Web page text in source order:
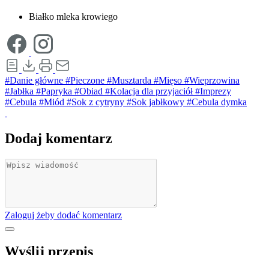
Białko mleka krowiego
#Danie główne #Pieczone #Musztarda #Mięso #Wieprzowina
#Jabłka #Papryka #Obiad #Kolacja dla przyjaciół#Imprezy
#Cebula #Miód #Sok z cytryny #Sok jabłkowy #Cebula dymka
Dodaj komentarz
Zaloguj żeby dodać komentarz
Wyślij przepis